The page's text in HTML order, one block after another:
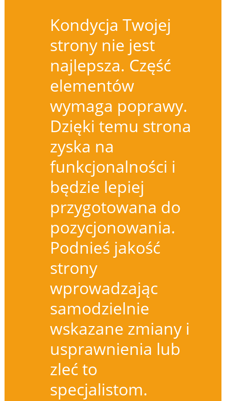
Kondycja Twojej
strony nie jest
najlepsza. Część
elementów
wymaga poprawy.
Dzięki temu strona
zyska na
funkcjonalności i
będzie lepiej
przygotowana do
pozycjonowania.
Podnieś jakość
strony
wprowadzając
samodzielnie
wskazane zmiany i
usprawnienia lub
zleć to
specjalistom.